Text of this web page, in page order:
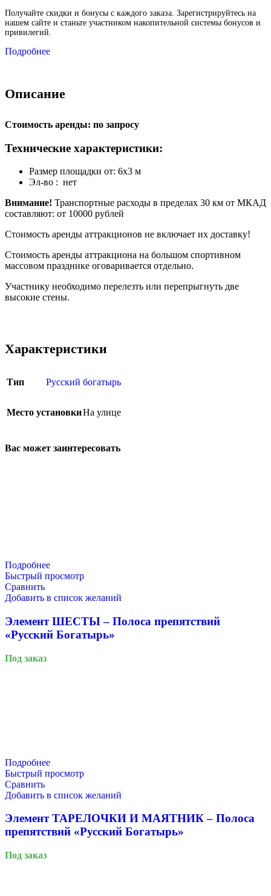
Получайте скидки и бонусы с каждого заказа. Зарегистрируйтесь на
нашем сайте и станьте участником накопительной системы бонусов и
привилегий.
Подробнее
Описание
Стоимость аренды: по запросу
Технические характеристики:
Размер площадки от: 6х3 м
Эл-во : нет
Внимание! Транспортные расходы в пределах 30 км от МКАД
составляют: от 10000 рублей
Стоимость аренды аттракционов не включает их доставку!
Стоимость аренды аттракциона на большом спортивном
массовом празднике оговаривается отдельно.
Участнику необходимо перелезть или перепрыгнуть две
высокие стены.
Характеристики
Тип Русский богатырь
Место установкиНа улице
Вас может заинтересовать
Подробнее
Быстрый просмотр
Сравнить
Добавить в список желаний
Элемент ШЕСТЫ – Полоса препятствий
«Русский Богатырь»
Под заказ
Подробнее
Быстрый просмотр
Сравнить
Добавить в список желаний
Элемент ТАРЕЛОЧКИ И МАЯТНИК – Полоса
препятствий «Русский Богатырь»
Под заказ